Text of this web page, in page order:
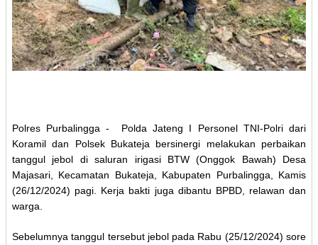
Polres Purbalingga - Polda Jateng I Personel TNI-Polri dari
Koramil dan Polsek Bukateja bersinergi melakukan perbaikan
tanggul jebol di saluran irigasi BTW (Onggok Bawah) Desa
Majasari, Kecamatan Bukateja, Kabupaten Purbalingga, Kamis
(26/12/2024) pagi. Kerja bakti juga dibantu BPBD, relawan dan
warga.
Sebelumnya tanggul tersebut jebol pada Rabu (25/12/2024) sore